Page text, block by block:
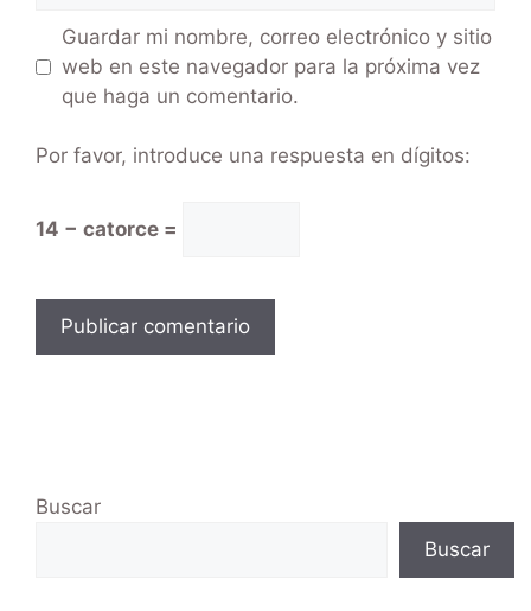
Guardar mi nombre, correo electrónico y sitio
web en este navegador para la próxima vez
que haga un comentario.
Por favor, introduce una respuesta en dígitos:
14 − catorce =
Buscar
Buscar